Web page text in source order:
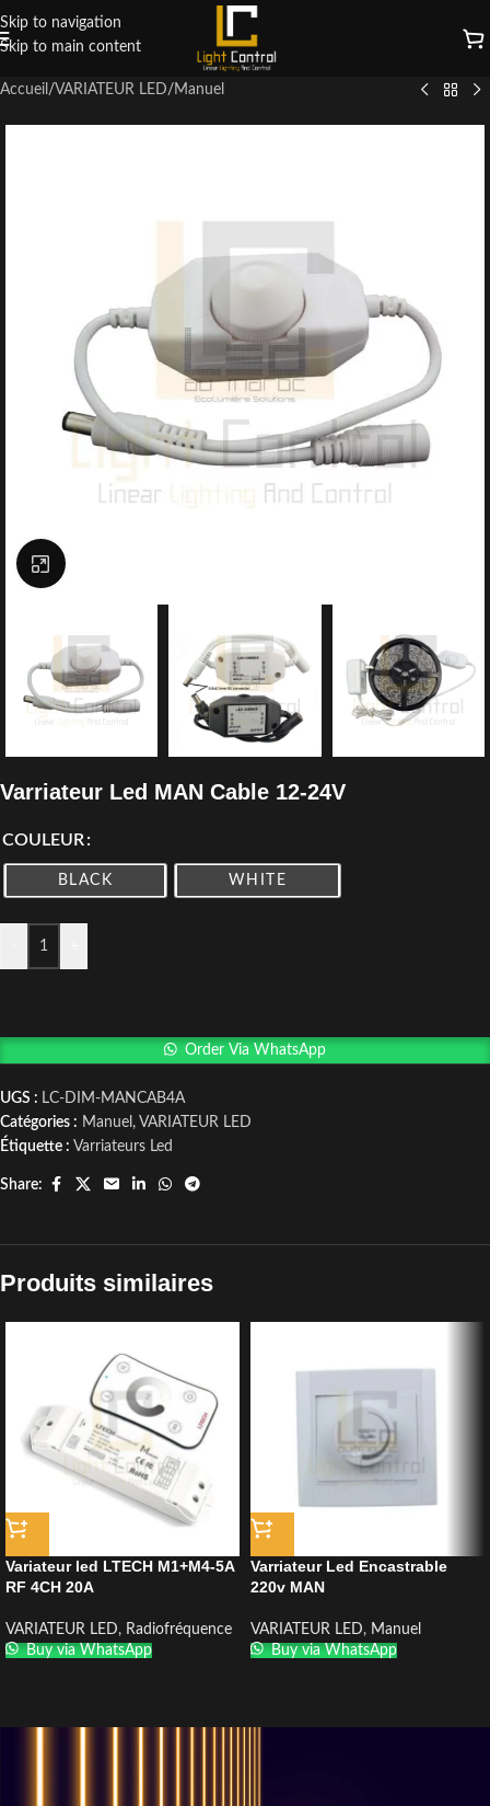
Skip to navigation
Skip to main content
Accueil /VARIATEUR LED/ Manuel
Click to enlarge
Varriateur Led MAN Cable 12-24V
COULEUR
BLACK WHITE
Order Via WhatsApp
UGS : LC-DIM-MANCAB4A
Catégories : Manuel , VARIATEUR LED
Étiquette : Varriateurs Led
Share:
Produits similaires
Variateur led LTECH M1+M4-5A
RF 4CH 20A
VARIATEUR LED, Radiofréquence
Buy via WhatsApp
Varriateur Led Encastrable
220v MAN
VARIATEUR LED, Manuel
Buy via WhatsApp